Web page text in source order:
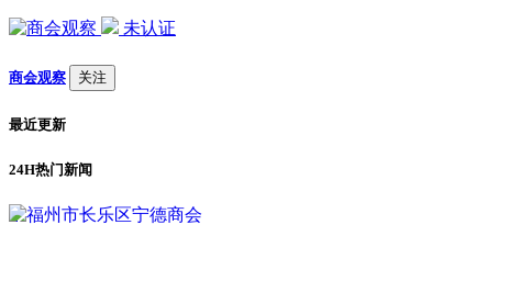
未认证
商会观察 关注
最近更新
24H热门新闻
1